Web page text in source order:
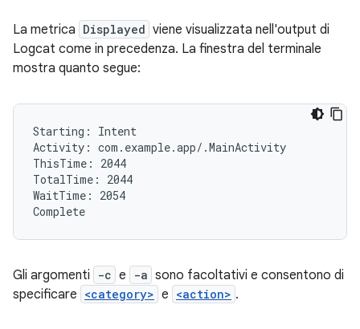
La metrica Displayed viene visualizzata nell'output di
Logcat come in precedenza. La finestra del terminale
mostra quanto segue:
Starting: Intent
Activity: com.example.app/.MainActivity
ThisTime: 2044
TotalTime: 2044
WaitTime: 2054
Gli argomenti -c e -a sono facoltativi e consentono di
specificare <category> e <action> .